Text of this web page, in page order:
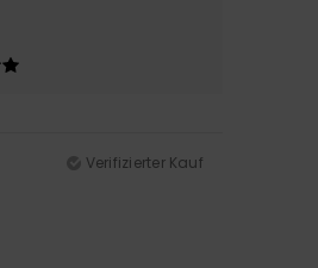
Verifizierter Kauf